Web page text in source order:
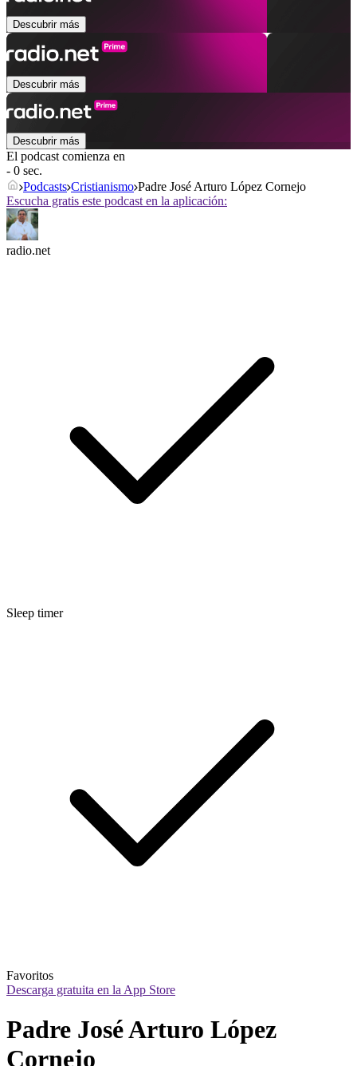
Descubrir más
Descubrir más
Descubrir más
El podcast comienza en
- 0 sec.
Podcasts Cristianismo Padre José Arturo López Cornejo
Escucha gratis este podcast en la aplicación:
radio.net
Sleep timer
Favoritos
Descarga gratuita en la App Store
Padre José Arturo López
Cornejo